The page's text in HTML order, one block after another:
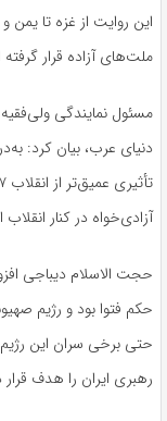
این روایت از غزه تا یمن
ملت‌های آزاده قرار
مسئول نمایندگی ولی‌فقیه
دنیای عرب، بیان کرد:
آزادی‌خواه در کنار
حجت الاسلام دیباجی
حکم فتوا بود و رژیم
حتی برخی سران این
رهبری ایران را هدف